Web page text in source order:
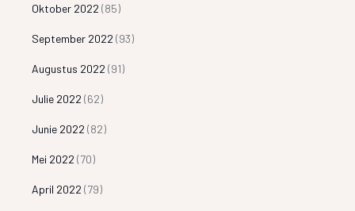
Oktober 2022 (85)
September 2022 (93)
Augustus 2022 (91)
Julie 2022 (62)
Junie 2022 (82)
Mei 2022 (70)
April 2022 (79)